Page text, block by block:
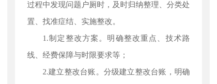
过程中发现问题户厕时，及时归纳整理、分类处
置、找准症结、实施整改。
1.制定整改方案。明确整改重点、技术路
线、经费保障与时限要求等；
2.建立整改台账。分级建立整改台账，明确